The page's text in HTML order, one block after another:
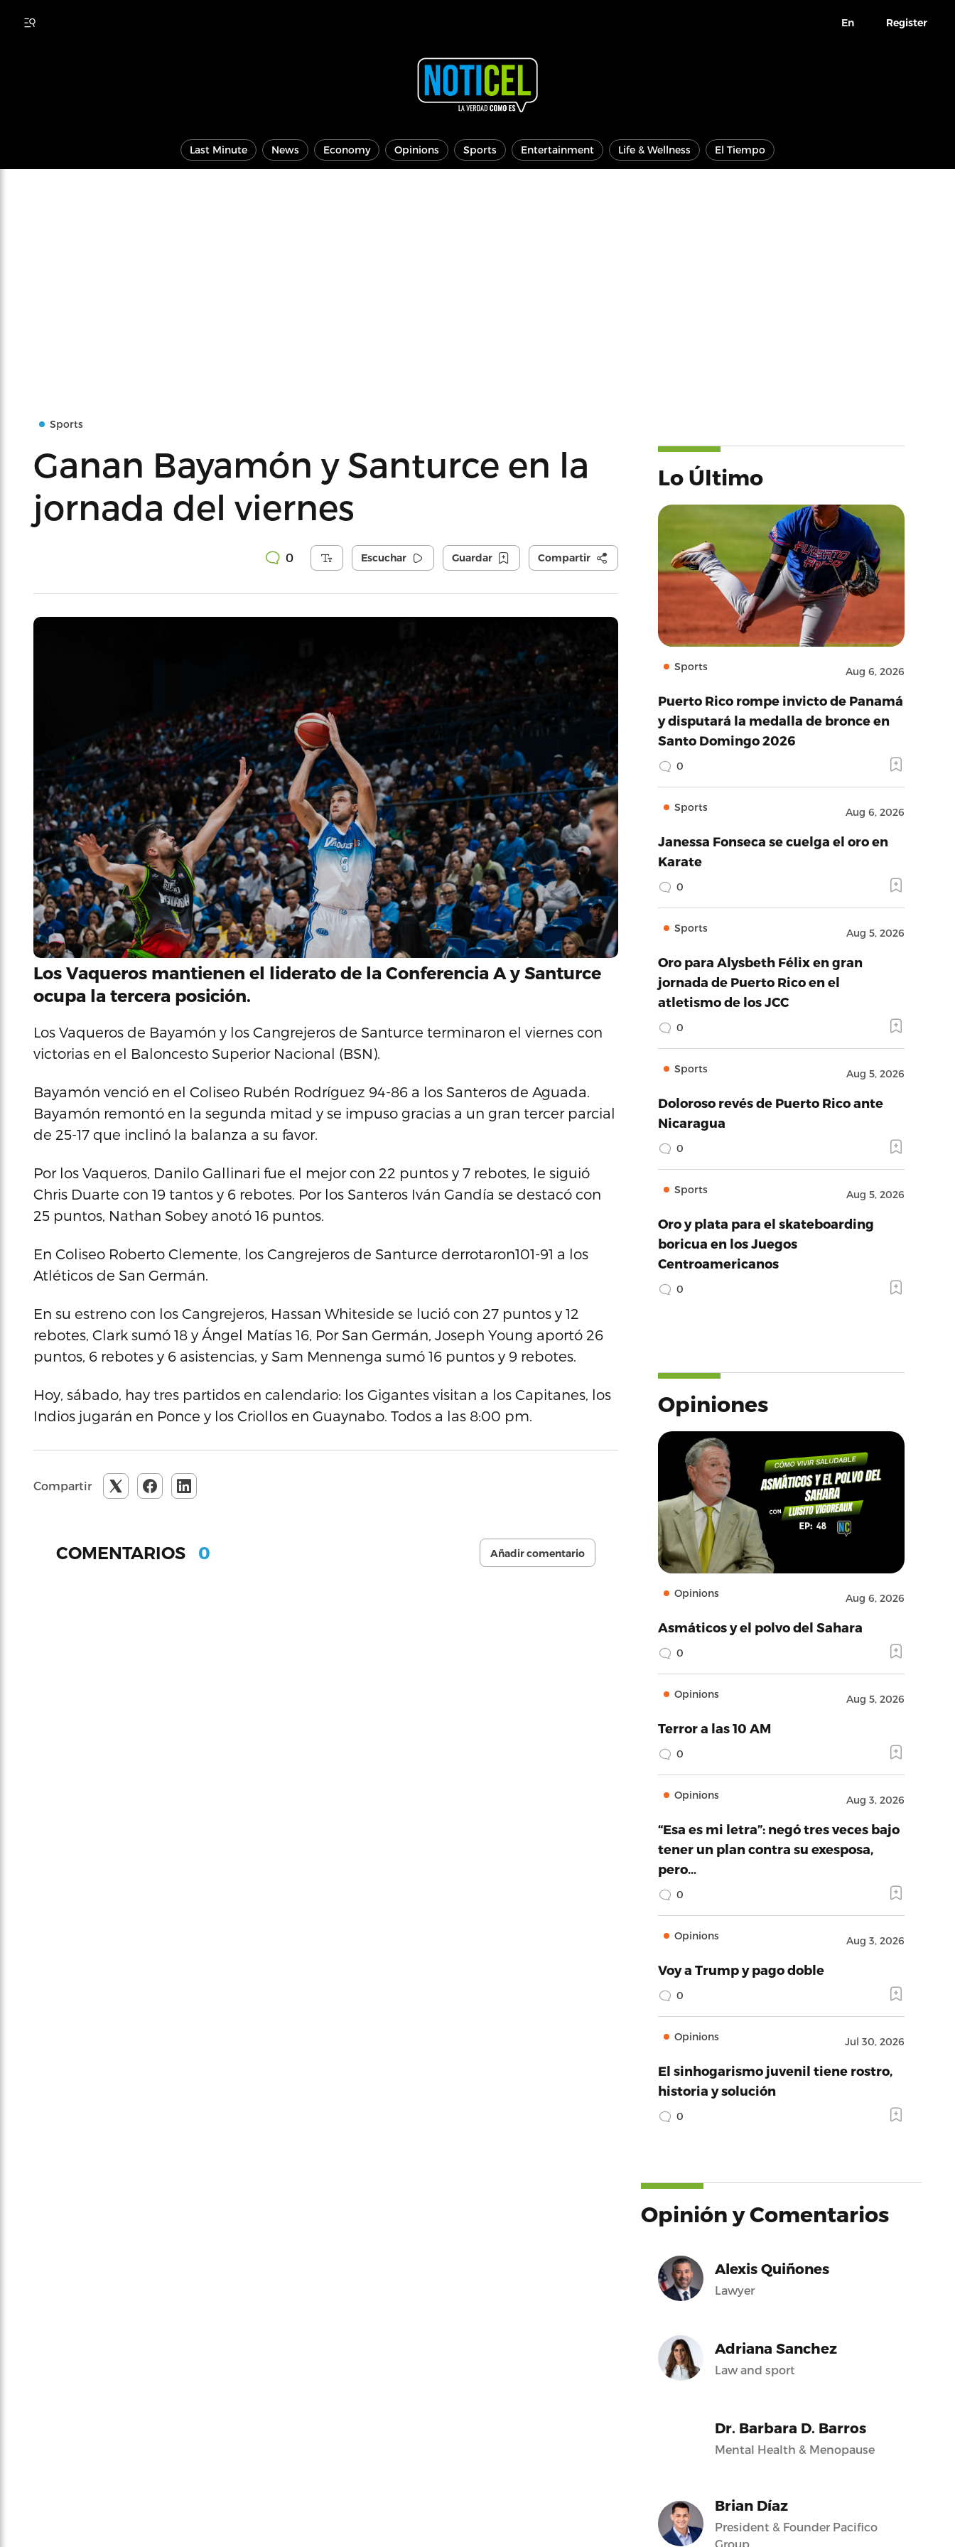
En Register
Last Minute News Economy Opinions Sports Entertainment Life & Wellness El Tiempo
Sports
Ganan Bayamón y Santurce en la
jornada del viernes
0 Escuchar Guardar Compartir
Los Vaqueros mantienen el liderato de la Conferencia A y Santurce
ocupa la tercera posición.
Los Vaqueros de Bayamón y los Cangrejeros de Santurce terminaron el viernes con
victorias en el Baloncesto Superior Nacional (BSN).
Bayamón venció en el Coliseo Rubén Rodríguez 94-86 a los Santeros de Aguada.
Bayamón remontó en la segunda mitad y se impuso gracias a un gran tercer parcial
de 25-17 que inclinó la balanza a su favor.
Por los Vaqueros, Danilo Gallinari fue el mejor con 22 puntos y 7 rebotes, le siguió
Chris Duarte con 19 tantos y 6 rebotes. Por los Santeros Iván Gandía se destacó con
25 puntos, Nathan Sobey anotó 16 puntos.
En Coliseo Roberto Clemente, los Cangrejeros de Santurce derrotaron101-91 a los
Atléticos de San Germán.
En su estreno con los Cangrejeros, Hassan Whiteside se lució con 27 puntos y 12
rebotes, Clark sumó 18 y Ángel Matías 16, Por San Germán, Joseph Young aportó 26
puntos, 6 rebotes y 6 asistencias, y Sam Mennenga sumó 16 puntos y 9 rebotes.
Hoy, sábado, hay tres partidos en calendario: los Gigantes visitan a los Capitanes, los
Indios jugarán en Ponce y los Criollos en Guaynabo. Todos a las 8:00 pm.
Compartir
COMENTARIOS 0 Añadir comentario
Lo Último
Sports Aug 6, 2026
Puerto Rico rompe invicto de Panamá
y disputará la medalla de bronce en
Santo Domingo 2026
0
Sports Aug 6, 2026
Janessa Fonseca se cuelga el oro en
Karate
0
Sports Aug 5, 2026
Oro para Alysbeth Félix en gran
jornada de Puerto Rico en el
atletismo de los JCC
0
Sports Aug 5, 2026
Doloroso revés de Puerto Rico ante
Nicaragua
0
Sports Aug 5, 2026
Oro y plata para el skateboarding
boricua en los Juegos
Centroamericanos
0
Opiniones
Opinions Aug 6, 2026
Asmáticos y el polvo del Sahara
0
Opinions Aug 5, 2026
Terror a las 10 AM
0
Opinions Aug 3, 2026
“Esa es mi letra”: negó tres veces bajo
tener un plan contra su exesposa,
pero…
0
Opinions Aug 3, 2026
Voy a Trump y pago doble
0
Opinions Jul 30, 2026
El sinhogarismo juvenil tiene rostro,
historia y solución
0
Opinión y Comentarios
Alexis Quiñones
Lawyer
Adriana Sanchez
Law and sport
Dr. Barbara D. Barros
Mental Health & Menopause
Brian Díaz
President & Founder Pacifico
Group